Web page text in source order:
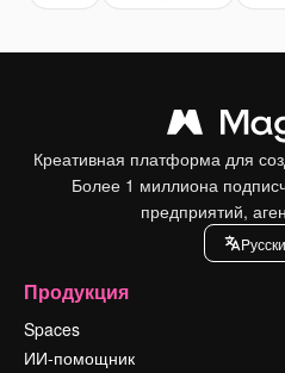
Креативная платформа для
Более 1 миллиона
предприятий,
Продукция
Spaces
ИИ-помощник